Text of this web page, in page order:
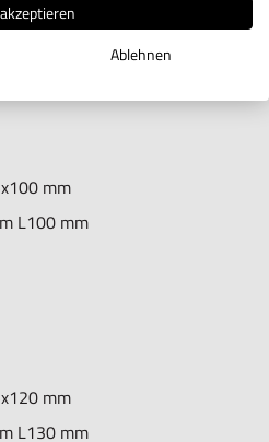
1,7051 HR
Info@hogetex.com
mm
L100 mm
mm
L130 mm
Ablehnen